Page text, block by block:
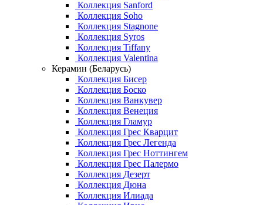
Коллекция Sanford
Коллекция Soho
Коллекция Stagnone
Коллекция Syros
Коллекция Tiffany
Коллекция Valentina
Керамин (Беларусь)
Коллекция Бисер
Коллекция Боско
Коллекция Ванкувер
Коллекция Венеция
Коллекция Гламур
Коллекция Грес Кварцит
Коллекция Грес Легенда
Коллекция Грес Ноттингем
Коллекция Грес Палермо
Коллекция Дезерт
Коллекция Дюна
Коллекция Илиада